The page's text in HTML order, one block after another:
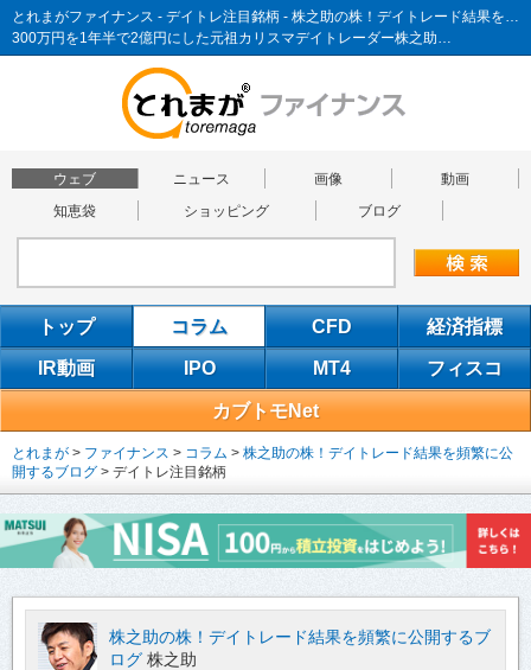
とれまがファイナンス - デイトレ注目銘柄 - 株之助の株！デイトレード結果を頻繁に公開するブログ
300万円を1年半で2億円にした元祖カリスマデイトレーダー株之助…
ウェブ ニュース 画像
動画
知恵袋
ショッピング ブログ
トップ コラム CFD 経済指標
IR動画 IPO MT4 フィスコ
カブトモNet
とれまが > ファイナンス > コラム > 株之助の株！デイトレード結果を頻繁に公
開するブログ > デイトレ注目銘柄
株之助の株！デイトレード結果を頻繁に公開するブ
ログ 株之助